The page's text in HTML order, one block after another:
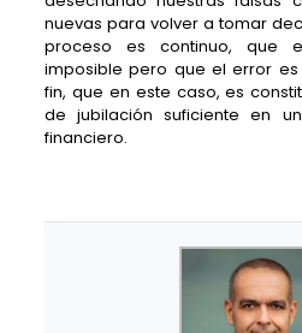
nuevas para volver a tomar
proceso es continuo, que
imposible pero que el error
fin, que en este caso, es
de jubilación suficiente en
financiero.